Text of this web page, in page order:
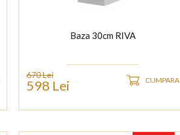
Baza 30cm RIVA
670 Lei
598 Lei CUMPARA